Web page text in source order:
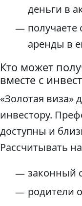
деньги в
аренды в
Кто может
вместе с
«Золотая виза»
инвестору.
доступны и
Рассчитывать
законный
родители